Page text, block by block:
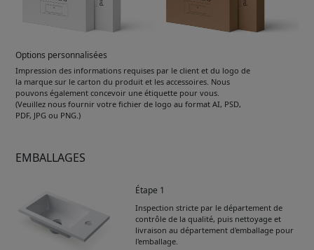
Options personnalisées
Impression des informations requises par le client et du logo de
la marque sur le carton du produit et les accessoires. Nous
pouvons également concevoir une étiquette pour vous.
(Veuillez nous fournir votre fichier de logo au format AI, PSD,
PDF, JPG ou PNG.)
EMBALLAGES
Étape 1
Inspection stricte par le département de
contrôle de la qualité, puis nettoyage et
livraison au département d'emballage pour
l'emballage.